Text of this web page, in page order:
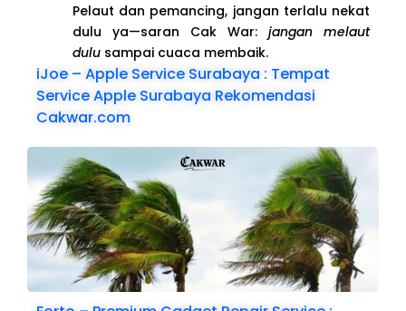
Pelaut dan pemancing, jangan terlalu nekat
dulu ya—saran Cak War: jangan melaut
dulu sampai cuaca membaik.
iJoe – Apple Service Surabaya : Tempat
Service Apple Surabaya Rekomendasi
Cakwar.com